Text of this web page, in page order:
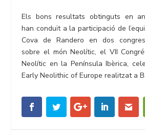
Els bons resultats obtinguts en
han conduït a la participació de
Cova de Randero en dos
sobre el món Neolític, el VII
Neolític en la Península Ibèrica,
Early Neolithic of Europe realitzat a